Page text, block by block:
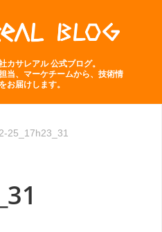
カサレアル 公式ブログ。
当、マーケチームから、技術情
お届けします。
25_17h23_31